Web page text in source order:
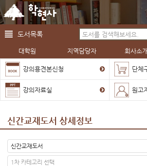
도서목록
대학원 지역담당자 회사소개
강의용견본신청 단체
강의자료실 원고
신간교재도서 상세정보
신간교재도서
1차 카테고리 선택